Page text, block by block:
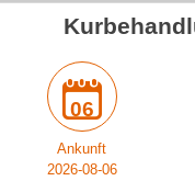
06
Ankunft
2026-08-06